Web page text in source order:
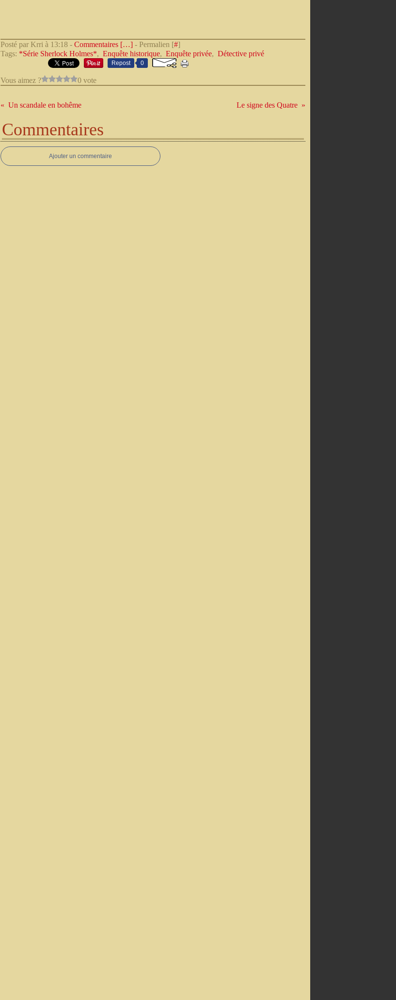
Posté par Krri à 13:18 - Commentaires […] - Permalien [#]
Tags: *Série Sherlock Holmes*, Enquête historique, Enquête privée, Détective privé
Repost 0
Vous aimez ? 0 vote
Un scandale en bohême Le signe des Quatre
Commentaires
Ajouter un commentaire